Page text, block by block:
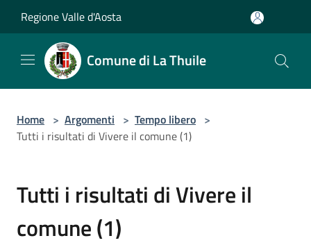
Regione Valle d'Aosta
Comune di La Thuile
Home > Argomenti > Tempo libero >
Tutti i risultati di Vivere il comune (1)
Tutti i risultati di Vivere il
comune (1)